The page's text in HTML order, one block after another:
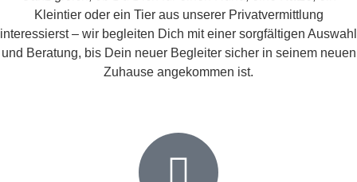
Kleintier oder ein Tier aus unserer Privatvermittlung
interessierst – wir begleiten Dich mit einer sorgfältigen Auswahl
und Beratung, bis Dein neuer Begleiter sicher in seinem neuen
Zuhause angekommen ist.